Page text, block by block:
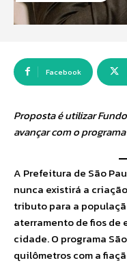
Facebook
Proposta é utilizar
avançar com o programa
A Prefeitura de São
nunca existirá a
tributo para a
aterramento de fios de
cidade. O programa
quilômetros com a